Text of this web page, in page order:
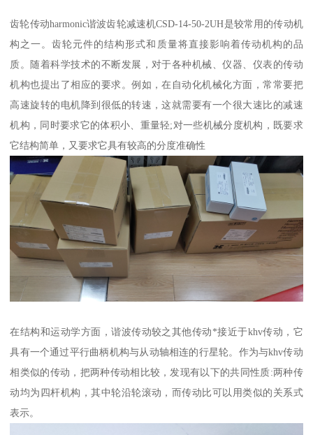
齿轮传动harmonic谐波齿轮减速机CSD-14-50-2UH是较常用的传动机
构之一。齿轮元件的结构形式和质量将直接影响着传动机构的品
质。随着科学技术的不断发展，对于各种机械、仪器、仪表的传动
机构也提出了相应的要求。例如，在自动化机械化方面，常常要把
高速旋转的电机降到很低的转速，这就需要有一个很大速比的减速
机构，同时要求它的体积小、重量轻;对一些机械分度机构，既要求
它结构简单，又要求它具有较高的分度准确性
在结构和运动学方面，谐波传动较之其他传动*接近于khv传动，它
具有一个通过平行曲柄机构与从动轴相连的行星轮。作为与khv传动
相类似的传动，把两种传动相比较，发现有以下的共同性质:两种传
动均为四杆机构，其中轮沿轮滚动，而传动比可以用类似的关系式
表示。